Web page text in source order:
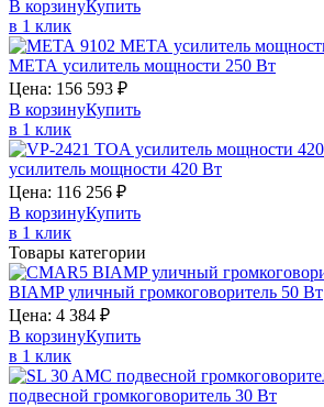
В корзинуКупить
в 1 клик
МЕТА усилитель мощности 250 Вт
Цена: 156 593 ₽
В корзинуКупить
в 1 клик
усилитель мощности 420 Вт
Цена: 116 256 ₽
В корзинуКупить
в 1 клик
Товары категории
BIAMPуличный громкоговоритель 50 Вт
Цена: 4 384 ₽
В корзинуКупить
в 1 клик
подвесной громкоговоритель 30 Вт